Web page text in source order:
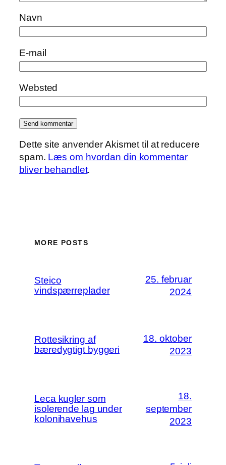
Navn
E-mail
Websted
Dette site anvender Akismet til at reducere
spam. Læs om hvordan din kommentar
bliver behandlet.
MORE POSTS
Steico
vindspærreplader
25. februar
2024
Rottesikring af
bæredygtigt byggeri
18. oktober
2023
Leca kugler som
isolerende lag under
kolonihavehus
18.
september
2023